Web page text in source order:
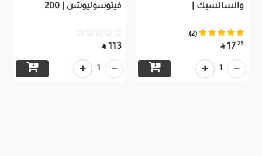
والسالسيك |
(2)
25
17

1
فيتوسوليوشن | 200
113

1